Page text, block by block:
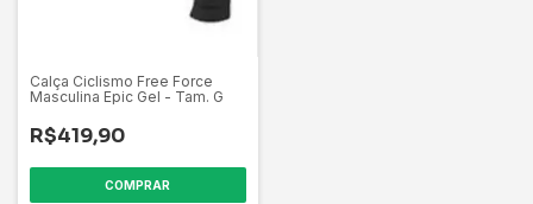
Calça Ciclismo Free Force
Masculina Epic Gel - Tam. G
R$419,90
COMPRAR